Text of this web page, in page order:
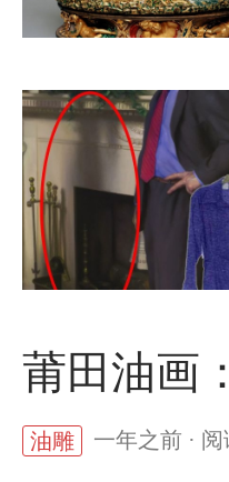
莆田油画
油雕 一年之前 ·